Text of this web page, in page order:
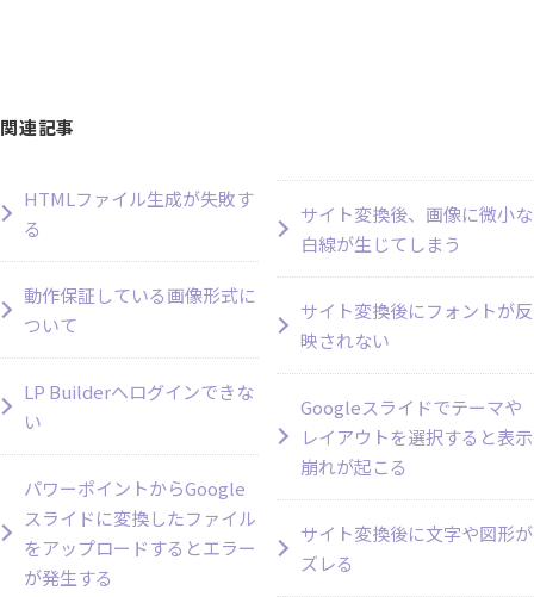
関連記事
HTMLファイル生成が失敗す
る
動作保証している画像形式に
ついて
LP Builderへログインできな
い
パワーポイントからGoogle
スライドに変換したファイル
をアップロードするとエラー
が発生する
サイト変換後、画像に微小な
白線が生じてしまう
サイト変換後にフォントが反
映されない
Googleスライドでテーマや
レイアウトを選択すると表示
崩れが起こる
サイト変換後に文字や図形が
ズレる